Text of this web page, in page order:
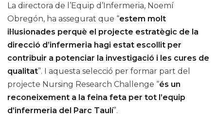
La directora de l’Equip d’Infermeria, Noemí
Obregón, ha assegurat que “estem molt
il·lusionades perquè el projecte estratègic de la
direcció d’infermeria hagi estat escollit per
contribuir a potenciar la investigació i les cures de
qualitat”. I aquesta selecció per formar part del
projecte Nursing Research Challenge “és un
reconeixement a la feina feta per tot l’equip
d’infermeria del Parc Taulí”.